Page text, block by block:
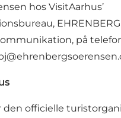
hos VisitAarhus’
EHRENBERG
på
den officielle